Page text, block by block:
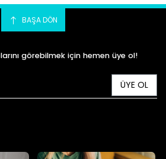
BAŞA DÖN
görebilmek için hemen üye ol!
ÜYE OL